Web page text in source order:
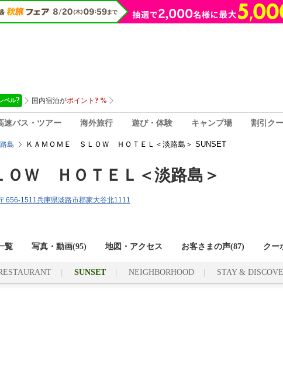
速バス・ツアー 海外旅行 遊び・体験 キャンプ場 割引ク
島 ＫＡＭＯＭＥ ＳＬＯＷ ＨＯＴＥＬ＜淡路島＞ SUNSET
Ｗ ＨＯＴＥＬ＜淡路島＞
656-1511兵庫県淡路市郡家大谷北1111
覧 写真・動画(95) 地図・アクセス お客さまの声(87) クー
SUNSET NEIGHBORHOOD STAY &